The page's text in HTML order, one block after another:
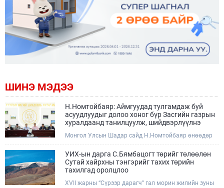
ШИНЭ МЭДЭЭ
Н.Номтойбаяр: Аймгуудад тулгамдаж буй
асуудлуудыг долоо хоног бүр Засгийн газрын
хуралдаанд танилцуулж, шийдвэрлүүлнэ
Монгол Улсын Шадар сайд Н.Номтойбаяр өнөөдөр
сайдын 10 дугаар албан даалгавар, Улсын Онцгой
комиссын даргын 3 дугаар тушаалын хүрээнд
Өмнөговь аймагт байгаль орчин, уул уурхайн 358
зөрчил илрүүлж, 200 гаруйг нь арилгуулаад байна.
УИХ-ын дарга С.Бямбацогт төрийг төлөөлөн
Сутай хайрхны тэнгэрийг тахих төрийн
тахилгад оролцлоо
XVII жарны “Сүрээр дарагч” гал морин жилийн зуны